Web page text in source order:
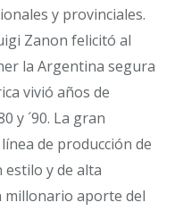
y provinciales.
Zanon felicitó al
la Argentina segura
vivió años de
y ´90. La gran
de producción de
estilo y de alta
millonario aporte del